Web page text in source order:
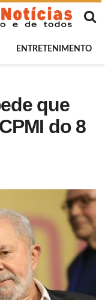
ENTRETENIMENTO
que
do 8